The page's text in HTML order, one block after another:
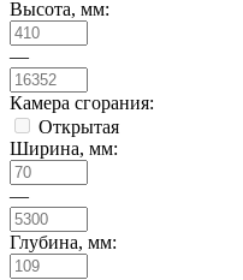
Высота, мм:
—
Камера сгорания:
Открытая
Ширина, мм:
—
Глубина, мм: